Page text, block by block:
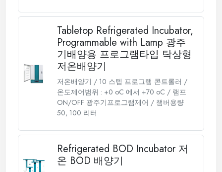
Tabletop Refrigerated Incubator,
Programmable with Lamp 광주
기배양용 프로그램타입 탁상형
저온배양기
저온배양기 / 10 스텝 프로그램 콘트롤러 /
온도제어범위 : +0 oC 에서 +70 oC / 램프
ON/OFF 광주기프로그램제어 / 챔버용량
50, 100 리터
Refrigerated BOD Incubator 저
온 BOD 배양기